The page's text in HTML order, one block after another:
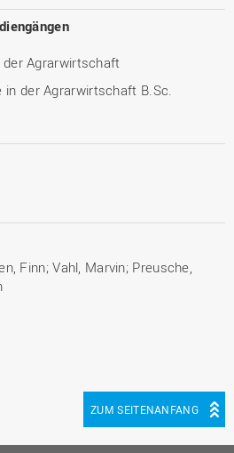
der Agrarwirtschaft
in der Agrarwirtschaft B.Sc.
Finn; Vahl, Marvin; Preusche,
ZUM SEITENANFANG